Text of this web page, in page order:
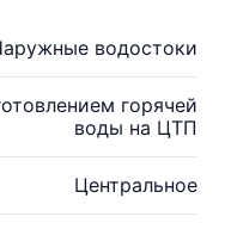
водостоки
горячей
воды на ЦТП
Центральное